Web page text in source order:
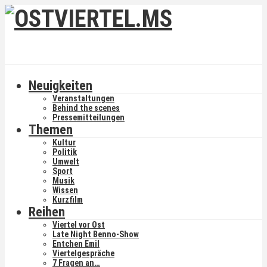
Neuigkeiten
Veranstaltungen
Behind the scenes
Pressemitteilungen
Themen
Kultur
Politik
Umwelt
Sport
Musik
Wissen
Kurzfilm
Reihen
Viertel vor Ost
Late Night Benno-Show
Entchen Emil
Viertelgespräche
7 Fragen an…